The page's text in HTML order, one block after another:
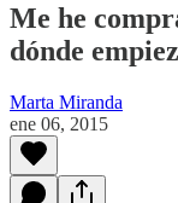
Me he
dónde
Marta Miranda
ene 06, 2015